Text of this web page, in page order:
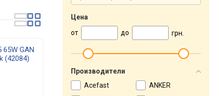
65W GAN
(42084)
Цена
от
до грн.
Производители
Acefast
ANKER